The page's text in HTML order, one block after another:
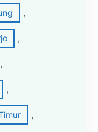
,
,
,
,
,